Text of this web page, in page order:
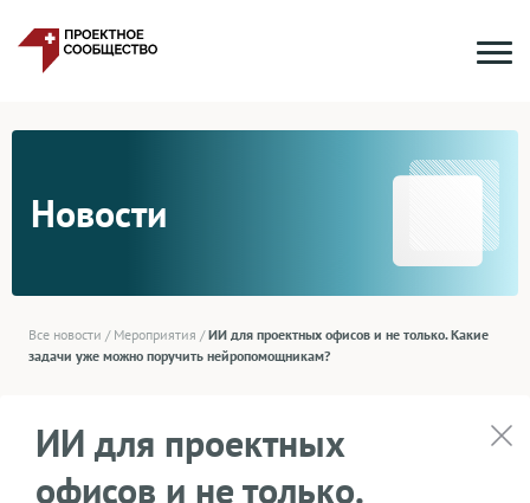
Новости
Все новости / Мероприятия /ИИ для проектных офисов и не только. Какие
задачи уже можно поручить нейропомощникам?
ИИ для проектных
офисов и не только.